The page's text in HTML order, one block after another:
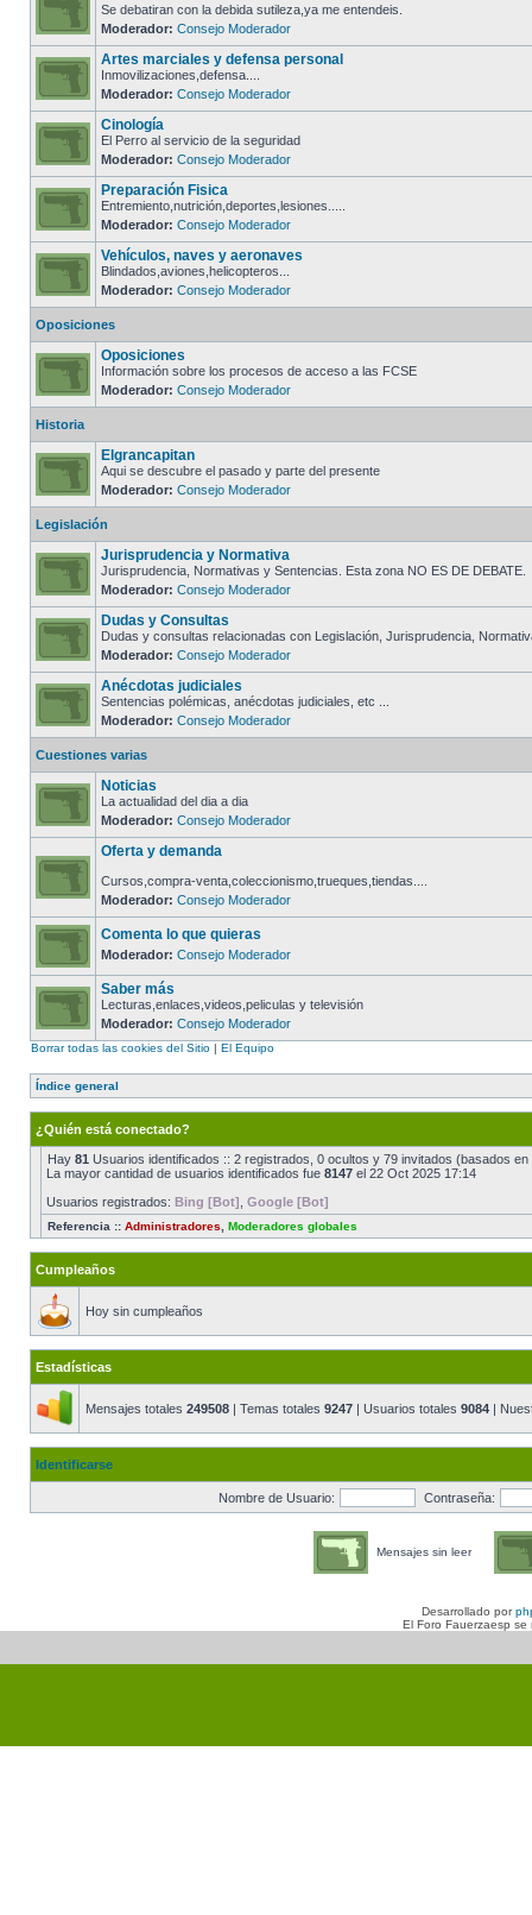
Se debatiran con la debida sutileza,ya me entendeis.
Moderador: Consejo Moderador
Artes marciales y defensa personal
Inmovilizaciones,defensa....
Moderador: Consejo Moderador
Cinología
El Perro al servicio de la seguridad
Moderador: Consejo Moderador
Preparación Fisica
Entremiento,nutrición,deportes,lesiones.....
Moderador: Consejo Moderador
Vehículos, naves y aeronaves
Blindados,aviones,helicopteros...
Moderador: Consejo Moderador
Oposiciones
Oposiciones
Información sobre los procesos de acceso a las FCSE
Moderador: Consejo Moderador
Historia
Elgrancapitan
Aqui se descubre el pasado y parte del presente
Moderador: Consejo Moderador
Legislación
Jurisprudencia y Normativa
Jurisprudencia, Normativas y Sentencias. Esta zona NO ES DE DEBATE.
Moderador: Consejo Moderador
Dudas y Consultas
Dudas y consultas relacionadas con Legislación, Jurisprudencia,
Moderador: Consejo Moderador
Anécdotas judiciales
Sentencias polémicas, anécdotas judiciales, etc ...
Moderador: Consejo Moderador
Cuestiones varias
Noticias
La actualidad del dia a dia
Moderador: Consejo Moderador
Oferta y demanda
Cursos,compra-venta,coleccionismo,trueques,tiendas....
Moderador: Consejo Moderador
Comenta lo que quieras
Moderador: Consejo Moderador
Saber más
Lecturas,enlaces,videos,peliculas y televisión
Moderador: Consejo Moderador
Borrar todas las cookies del Sitio | El Equipo
Índice general
¿Quién está conectado?
Hay 81 Usuarios identificados :: 2 registrados, 0 ocultos y 79 invitados (basados
La mayor cantidad de usuarios identificados fue 8147 el 22 Oct 2025 17:14
Usuarios registrados: Bing [Bot] Google [Bot]
Referencia :: Administradores Moderadores globales
Cumpleaños
Hoy sin cumpleaños
Estadísticas
Mensajes totales 249508 | Temas totales 9247 | Usuarios totales 9084 |
Identificarse
Nombre de Usuario: Contraseña:
Mensajes sin leer
Desarrollado por
El Foro Fauerzaesp